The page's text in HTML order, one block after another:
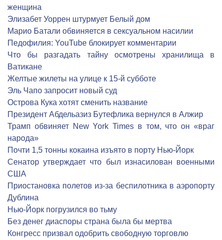
женщина
Элизабет Уоррен штурмует Белый дом
Марио Батали обвиняется в сексуальном насилии
Педофилия: YouTube блокирует комментарии
Что бы разгадать тайну осмотрены хранилища в
Ватикане
Желтые жилеты на улице к 15-й субботе
Эль Чапо запросит новый суд
Острова Кука хотят сменить название
Президент Абдельазиз Бутефлика вернулся в Алжир
Трамп обвиняет New York Times в том, что он «враг
народа»
Почти 1,5 тонны кокаина изъято в порту Нью-Йорк
Сенатор утверждает что был изнасилован военными
США
Приостановка полетов из-за беспилотника в аэропорту
Дублина
Нью-Йорк погрузился во тьму
Без денег диаспоры страна была бы мертва
Конгресс призвал одобрить свободную торговлю